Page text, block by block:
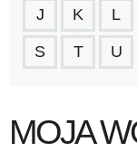
J K L
S T U
MOJA